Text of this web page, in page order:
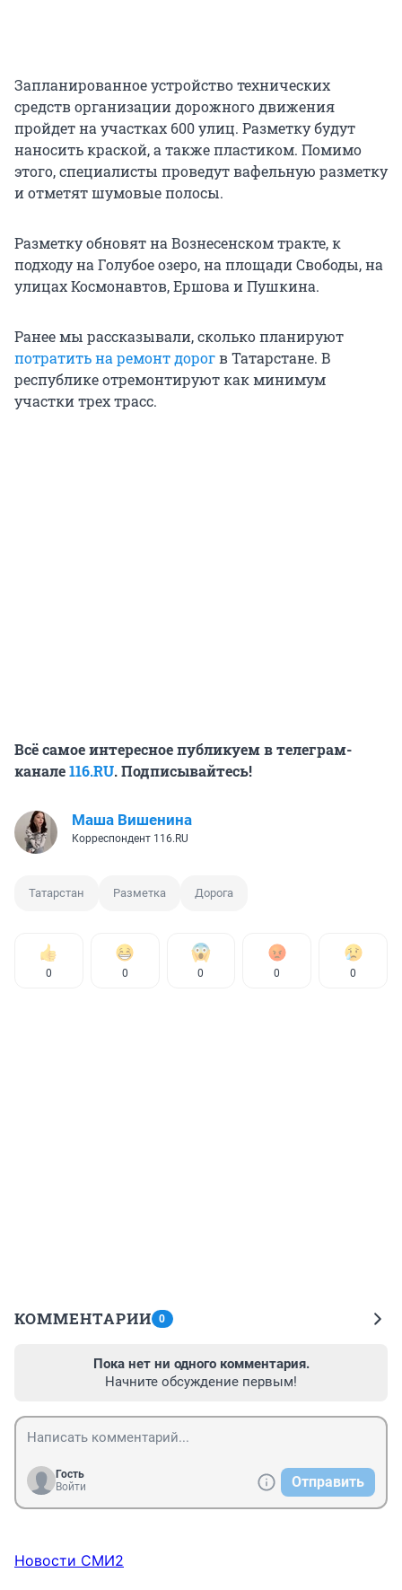
Запланированное устройство технических
средств организации дорожного движения
пройдет на участках 600 улиц. Разметку будут
наносить краской, а также пластиком. Помимо
этого, специалисты проведут вафельную разметку
и отметят шумовые полосы.
Разметку обновят на Вознесенском тракте, к
подходу на Голубое озеро, на площади Свободы, на
улицах Космонавтов, Ершова и Пушкина.
Ранее мы рассказывали, сколько планируют
потратить на ремонт дорогв Татарстане. В
республике отремонтируют как минимум
участки трех трасс.
Всё самое интересное публикуем в телеграм-
канале116.RU. Подписывайтесь!
Маша Вишенина
Корреспондент 116.RU
Татарстан Разметка Дорога
0 0 0 0 0
КОММЕНТАРИИ 0
Пока нет ни одного комментария.
Начните обсуждение первым!
Гость
Войти
Отправить
Новости СМИ2